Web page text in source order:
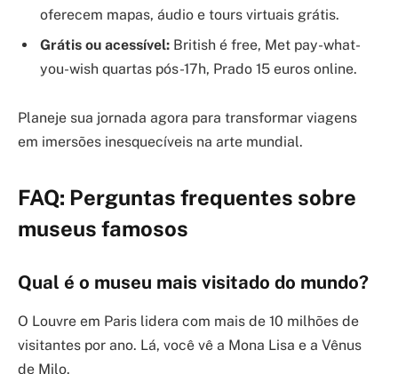
oferecem mapas, áudio e tours virtuais grátis.
Grátis ou acessível: British é free, Met pay-what-
you-wish quartas pós-17h, Prado 15 euros online.
Planeje sua jornada agora para transformar viagens
em imersões inesquecíveis na arte mundial.
FAQ: Perguntas frequentes sobre
museus famosos
Qual é o museu mais visitado do mundo?
O Louvre em Paris lidera com mais de 10 milhões de
visitantes por ano. Lá, você vê a Mona Lisa e a Vênus
de Milo.